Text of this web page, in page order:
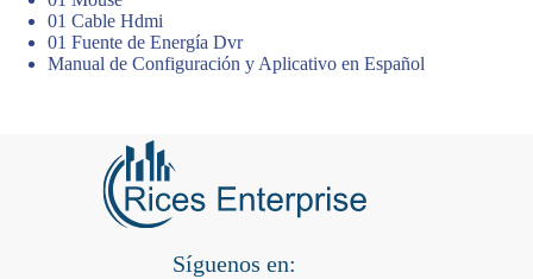
01 Cable Hdmi
01 Fuente de Energía Dvr
Manual de Configuración y Aplicativo en Español
Síguenos en: